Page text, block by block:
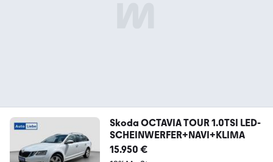
Skoda OCTAVIA TOUR 1.0TSI LED-
SCHEINWERFER+NAVI+KLIMA
15.950 €